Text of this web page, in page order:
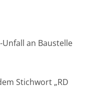
Unfall an Baustelle
Stichwort „RD